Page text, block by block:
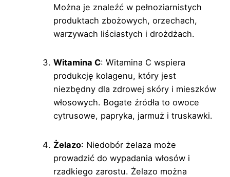
Można je znaleźć w pełnoziarnistych
produktach zbożowych, orzechach,
warzywach liściastych i drożdżach.
Witamina C: Witamina C wspiera
produkcję kolagenu, który jest
niezbędny dla zdrowej skóry i mieszków
włosowych. Bogate źródła to owoce
cytrusowe, papryka, jarmuż i truskawki.
Żelazo: Niedobór żelaza może
prowadzić do wypadania włosów i
rzadkiego zarostu. Żelazo można